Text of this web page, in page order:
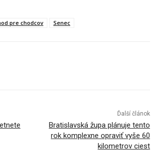
pre chodcov Senec
Ďalší článok
Bratislavská župa plánuje tento
rok komplexne opraviť vyše 60
kilometrov ciest